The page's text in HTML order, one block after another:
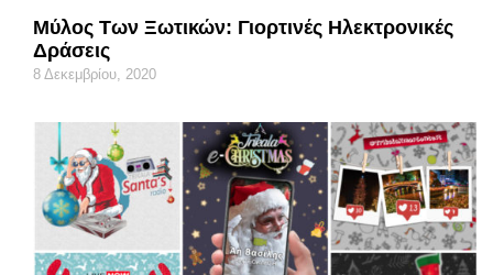
Μύλος Των Ξωτικών: Γιορτινές Ηλεκτρονικές
Δράσεις
8 Δεκεμβρίου, 2020